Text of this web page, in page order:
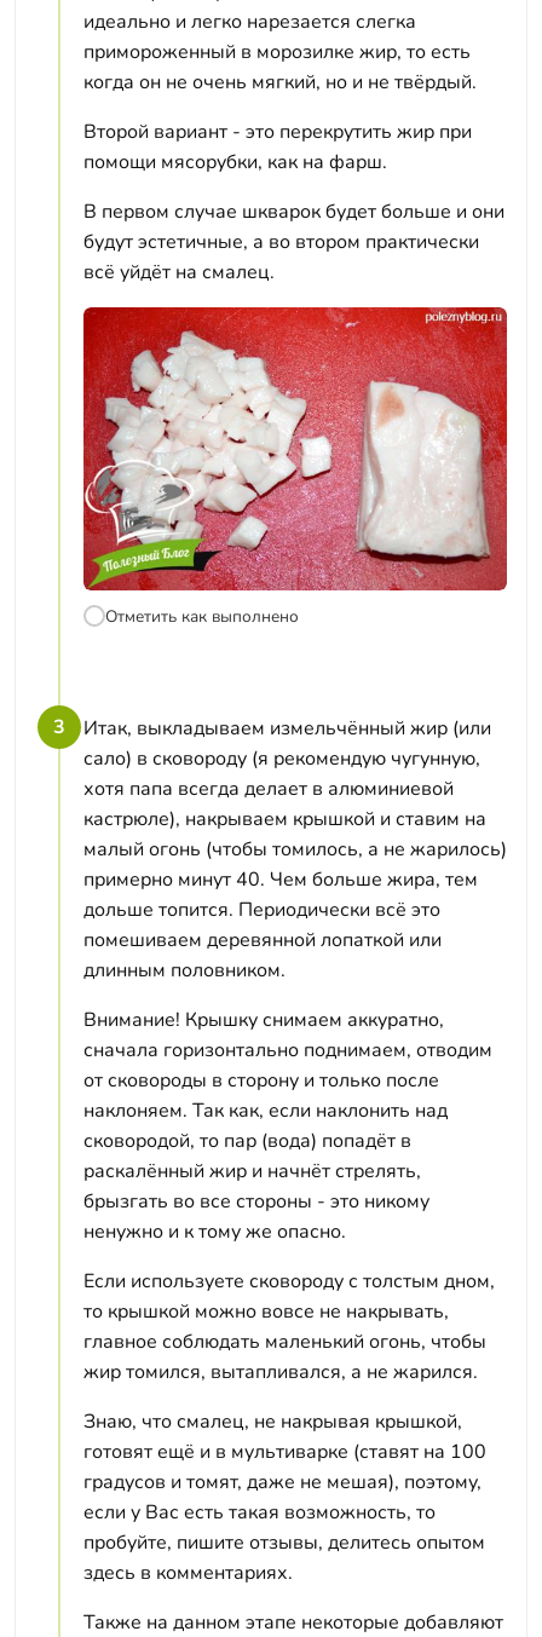
идеально и легко нарезается слегка
примороженный в морозилке жир, то есть
когда он не очень мягкий, но и не твёрдый.
Второй вариант - это перекрутить жир при
помощи мясорубки, как на фарш.
В первом случае шкварок будет больше и они
будут эстетичные, а во втором практически
всё уйдёт на смалец.
Отметить как выполнено
3
Итак, выкладываем измельчённый жир (или
сало) в сковороду (я рекомендую чугунную,
хотя папа всегда делает в алюминиевой
кастрюле), накрываем крышкой и ставим на
малый огонь (чтобы томилось, а не жарилось)
примерно минут 40. Чем больше жира, тем
дольше топится. Периодически всё это
помешиваем деревянной лопаткой или
длинным половником.
Внимание! Крышку снимаем аккуратно,
сначала горизонтально поднимаем, отводим
от сковороды в сторону и только после
наклоняем. Так как, если наклонить над
сковородой, то пар (вода) попадёт в
раскалённый жир и начнёт стрелять,
брызгать во все стороны - это никому
ненужно и к тому же опасно.
Если используете сковороду с толстым дном,
то крышкой можно вовсе не накрывать,
главное соблюдать маленький огонь, чтобы
жир томился, вытапливался, а не жарился.
Знаю, что смалец, не накрывая крышкой,
готовят ещё и в мультиварке (ставят на 100
градусов и томят, даже не мешая), поэтому,
если у Вас есть такая возможность, то
пробуйте, пишите отзывы, делитесь опытом
здесь в комментариях.
Также на данном этапе некоторые добавляют